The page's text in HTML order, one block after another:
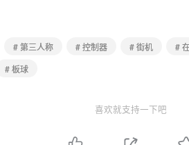
# 第三人称 # 控制器 # 街机 #
# 板球
喜欢就支持一下吧